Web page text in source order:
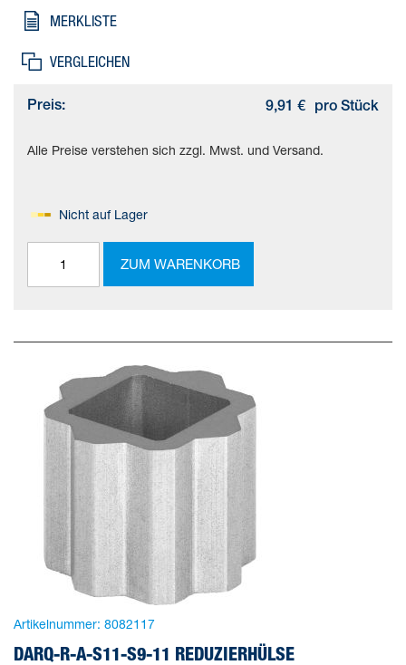
KBK=2 - mäßige Korrosionsbeanspruchung, Produktgewicht=18
MERKLISTE
VERGLEICHEN
Preis: 9,91 € pro Stück
Alle Preise verstehen sich zzgl. Mwst. und Versand.
Nicht auf Lager
ZUM WARENKORB
Artikelnummer: 8082117
DARQ-R-A-S11-S9-11 REDUZIERHÜLSE